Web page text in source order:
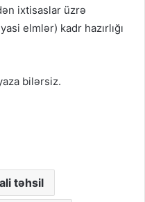
ixtisaslar üzrə
elmlər) kadr hazırlığı
bilərsiz.
təhsil